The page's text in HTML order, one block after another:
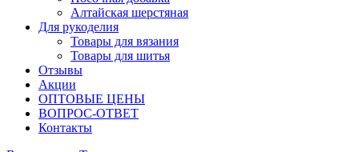
Алтайская шерстяная
Для рукоделия
Товары для вязания
Товары для шитья
Отзывы
Акции
ОПТОВЫЕ ЦЕНЫ
ВОПРОС-ОТВЕТ
Контакты